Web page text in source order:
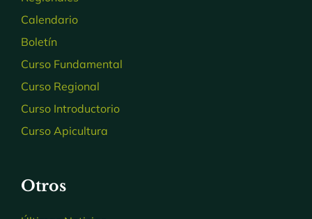
Calendario
Boletín
Curso Fundamental
Curso Regional
Curso Introductorio
Curso Apicultura
Otros